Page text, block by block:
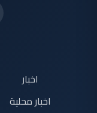
اخبار
اخبار محلية